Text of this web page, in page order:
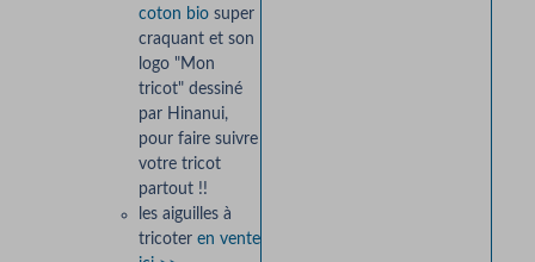
coton biosuper
craquant et son
logo "Mon
tricot" dessiné
par Hinanui,
pour faire suivre
votre tricot
partout !!
les aiguilles à
tricoter en vente